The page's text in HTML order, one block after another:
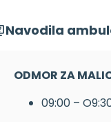
Navodila
ODMOR ZA
09:00 –